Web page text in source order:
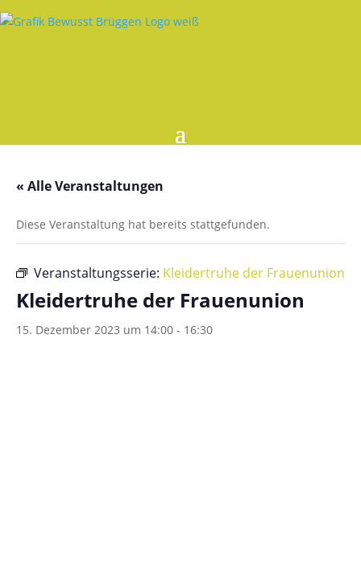
« Alle Veranstaltungen
Diese Veranstaltung hat bereits stattgefunden.
Veranstaltungsserie: Kleidertruhe der Frauenunion
Kleidertruhe der Frauenunion
15. Dezember 2023 um 14:00 - 16:30